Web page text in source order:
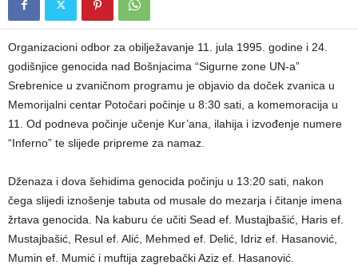
Organizacioni odbor za obilježavanje 11. jula 1995. godine i 24.
godišnjice genocida nad Bošnjacima “Sigurne zone UN-a”
Srebrenice u zvaničnom programu je objavio da doček zvanica u
Memorijalni centar Potočari počinje u 8:30 sati, a komemoracija u
11. Od podneva počinje učenje Kur’ana, ilahija i izvođenje numere
“Inferno” te slijede pripreme za namaz.
Dženaza i dova šehidima genocida počinju u 13:20 sati, nakon
čega slijedi iznošenje tabuta od musale do mezarja i čitanje imena
žrtava genocida. Na kaburu će učiti Sead ef. Mustajbašić, Haris ef.
Mustajbašić, Resul ef. Alić, Mehmed ef. Delić, Idriz ef. Hasanović,
Mumin ef. Mumić i muftija zagrebački Aziz ef. Hasanović.